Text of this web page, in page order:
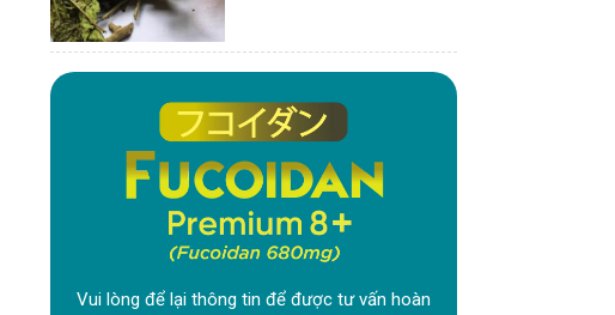
Vui lòng để lại thông tin để được tư vấn hoàn